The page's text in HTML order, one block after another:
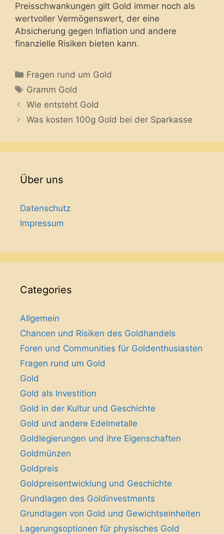
Preisschwankungen gilt Gold immer noch als
wertvoller Vermögenswert, der eine
Absicherung gegen Inflation und andere
finanzielle Risiken bieten kann.
Categories
Fragen rund um Gold
Tags
Gramm Gold
Wie entsteht Gold
Was kosten 100g Gold bei der Sparkasse
Über uns
Datenschutz
Impressum
Categories
Allgemein
Chancen und Risiken des Goldhandels
Foren und Communities für Goldenthusiasten
Fragen rund um Gold
Gold
Gold als Investition
Gold in der Kultur und Geschichte
Gold und andere Edelmetalle
Goldlegierungen und ihre Eigenschaften
Goldmünzen
Goldpreis
Goldpreisentwicklung und Geschichte
Grundlagen des Goldinvestments
Grundlagen von Gold und Gewichtseinheiten
Lagerungsoptionen für physisches Gold